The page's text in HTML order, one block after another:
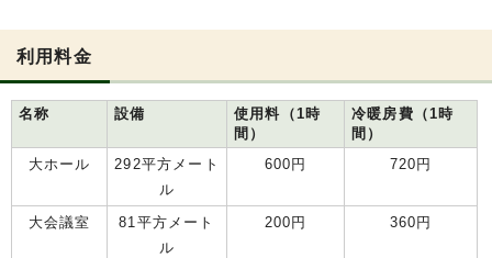
利用料金
名称 設備
使用料（1時
間）
冷暖房費（1時
間）
大ホール
292平方メート
ル
600円 720円
大会議室
81平方メート
ル
200円 360円